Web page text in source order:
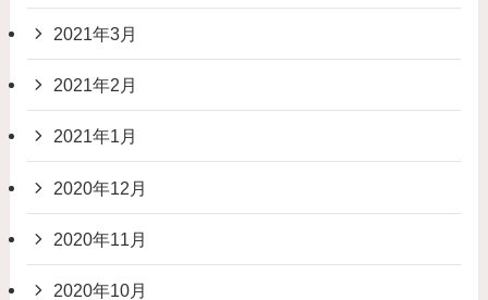
2021年3月
2021年2月
2021年1月
2020年12月
2020年11月
2020年10月